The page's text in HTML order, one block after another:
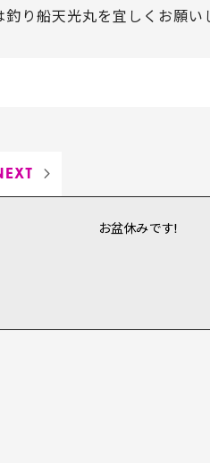
り船天光丸を宜しくお願い
お盆休みです!